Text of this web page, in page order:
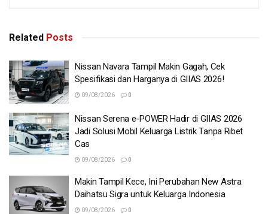
Related Posts
Nissan Navara Tampil Makin Gagah, Cek
Spesifikasi dan Harganya di GIIAS 2026!
09/08/2026 0
Nissan Serena e-POWER Hadir di GIIAS 2026
Jadi Solusi Mobil Keluarga Listrik Tanpa Ribet
Cas
09/08/2026 0
Makin Tampil Kece, Ini Perubahan New Astra
Daihatsu Sigra untuk Keluarga Indonesia
09/08/2026 0